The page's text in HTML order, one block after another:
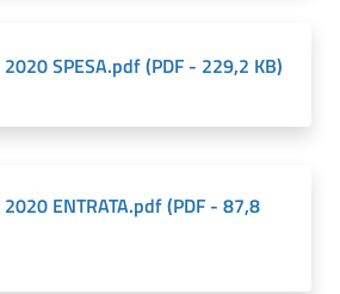
2020 SPESA.pdf(PDF - 229,2 KB)
2020 ENTRATA.pdf(PDF - 87,8